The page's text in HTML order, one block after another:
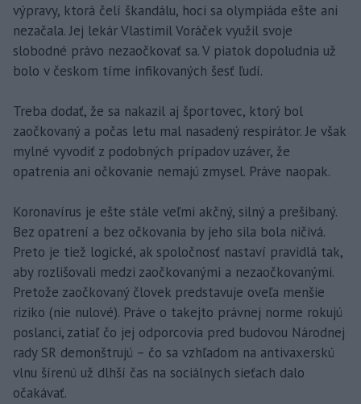
výpravy, ktorá čelí škandálu, hoci sa olympiáda ešte ani
nezačala. Jej lekár Vlastimil Voráček využil svoje
slobodné právo nezaočkovať sa. V piatok dopoludnia už
bolo v českom tíme infikovaných šesť ľudí.
Treba dodať, že sa nakazil aj športovec, ktorý bol
zaočkovaný a počas letu mal nasadený respirátor. Je však
mylné vyvodiť z podobných prípadov uzáver, že
opatrenia ani očkovanie nemajú zmysel. Práve naopak.
Koronavírus je ešte stále veľmi akčný, silný a prešibaný.
Bez opatrení a bez očkovania by jeho sila bola ničivá.
Preto je tiež logické, ak spoločnosť nastaví pravidlá tak,
aby rozlišovali medzi zaočkovanými a nezaočkovanými.
Pretože zaočkovaný človek predstavuje oveľa menšie
riziko (nie nulové). Práve o takejto právnej norme rokujú
poslanci, zatiaľ čo jej odporcovia pred budovou Národnej
rady SR demonštrujú – čo sa vzhľadom na antivaxerskú
vlnu šírenú už dlhší čas na sociálnych sieťach dalo
očakávať.